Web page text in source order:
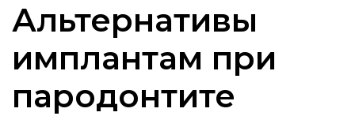
Альтернативы
имплантам при
пародонтите